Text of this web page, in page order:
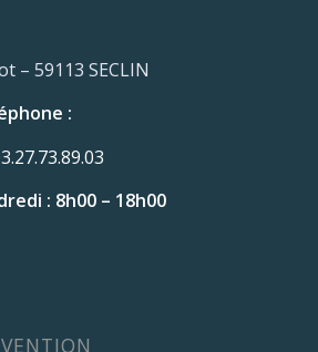
– 59113 SECLIN
:
: 8h00 – 18h00